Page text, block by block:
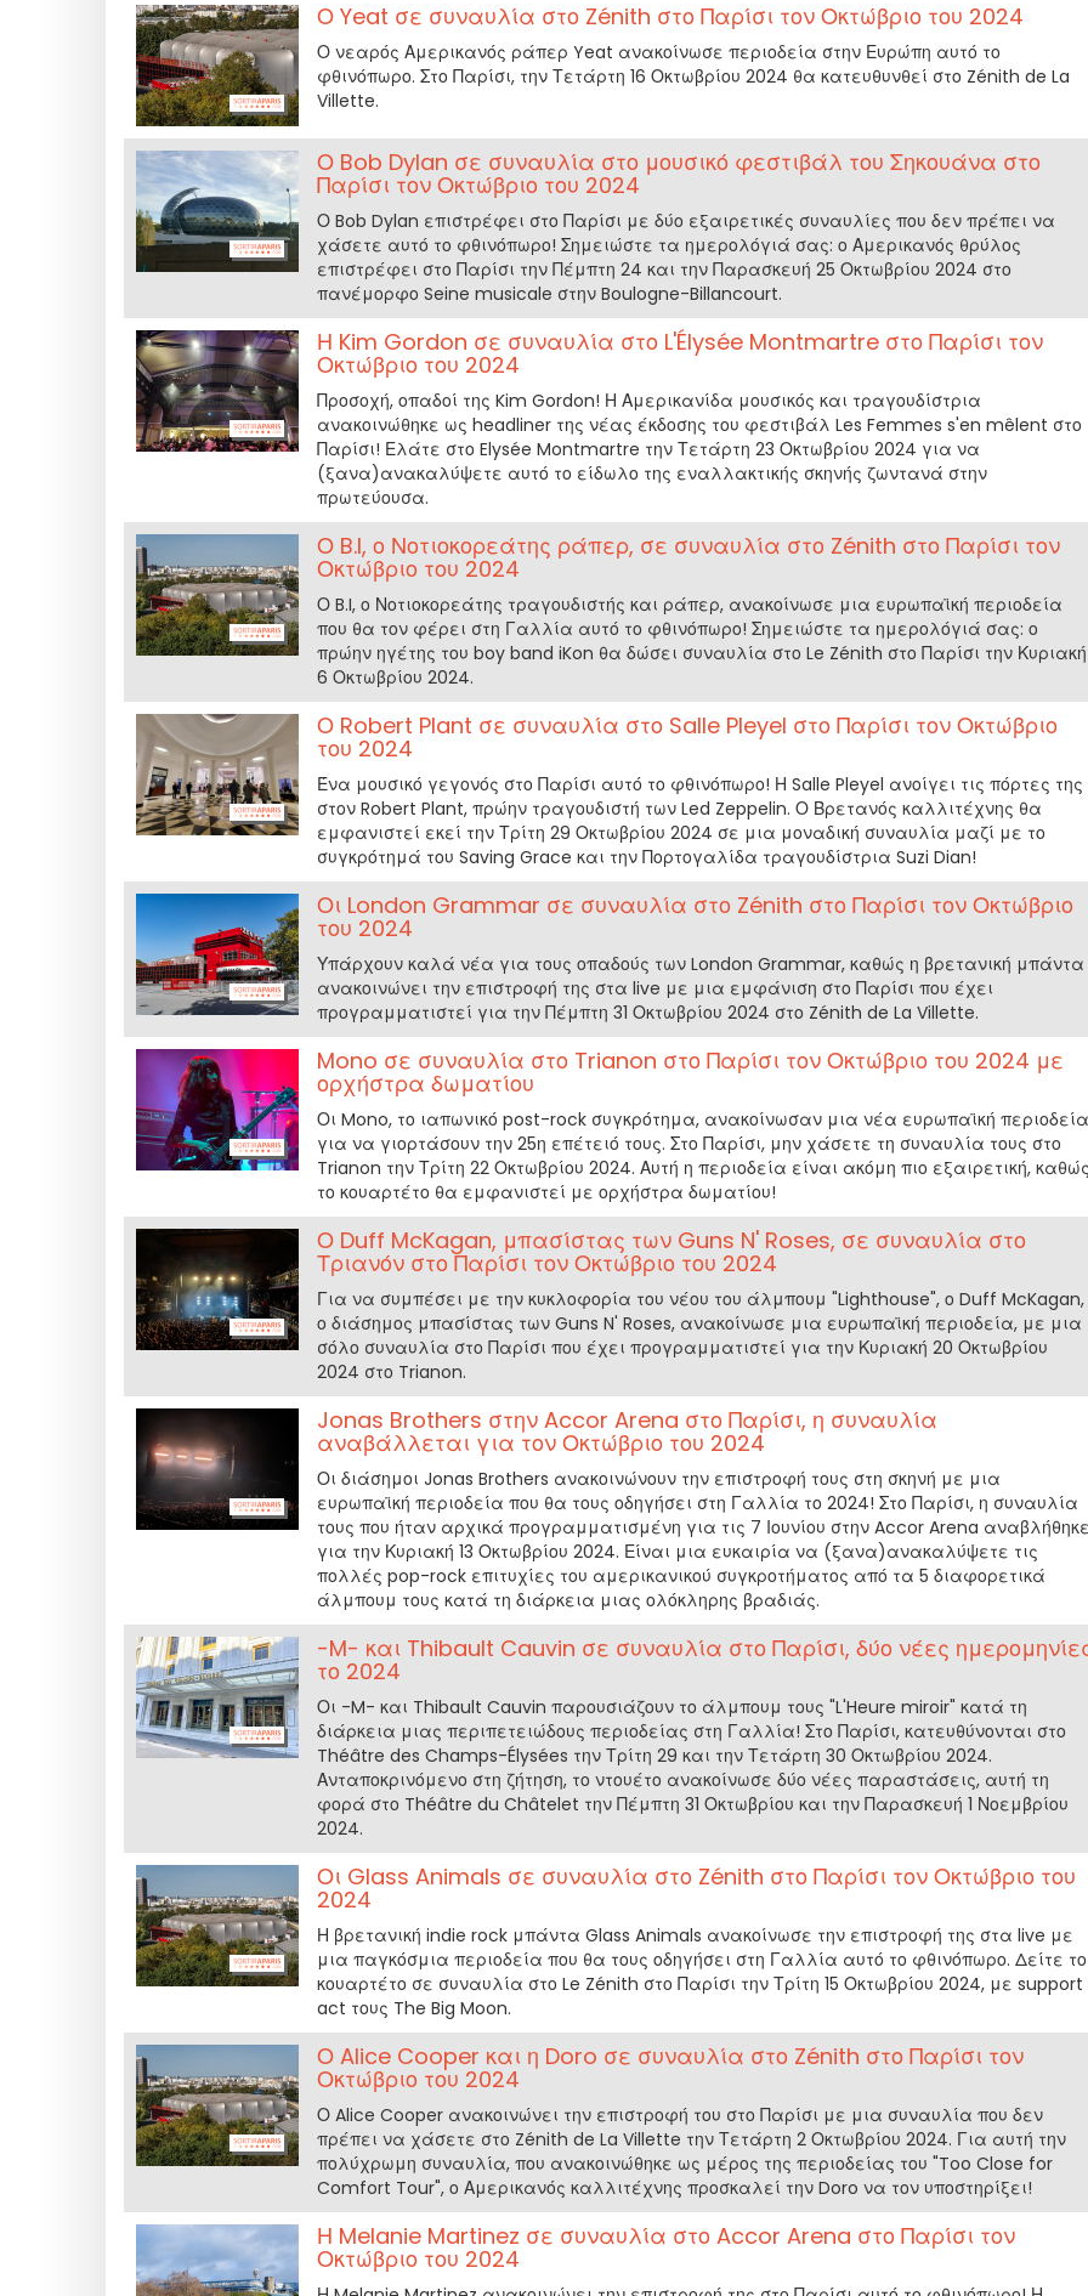
Ο Yeat σε συναυλία στο Zénith στο Παρίσι τον Οκτώβριο του 2024
Ο νεαρός Αμερικανός ράπερ Yeat ανακοίνωσε περιοδεία στην Ευρώπη αυτό το
φθινόπωρο. Στο Παρίσι, την Τετάρτη 16 Οκτωβρίου 2024 θα κατευθυνθεί στο Zénith de La
Villette.
Ο Bob Dylan σε συναυλία στο μουσικό φεστιβάλ του Σηκουάνα στο
Παρίσι τον Οκτώβριο του 2024
Ο Bob Dylan επιστρέφει στο Παρίσι με δύο εξαιρετικές συναυλίες που δεν πρέπει να
χάσετε αυτό το φθινόπωρο! Σημειώστε τα ημερολόγιά σας: ο Αμερικανός θρύλος
επιστρέφει στο Παρίσι την Πέμπτη 24 και την Παρασκευή 25 Οκτωβρίου 2024 στο
πανέμορφο Seine musicale στην Boulogne-Billancourt.
Η Kim Gordon σε συναυλία στο L'Élysée Montmartre στο Παρίσι τον
Οκτώβριο του 2024
Προσοχή, οπαδοί της Kim Gordon! Η Αμερικανίδα μουσικός και τραγουδίστρια
ανακοινώθηκε ως headliner της νέας έκδοσης του φεστιβάλ Les Femmes s'en mêlent στο
Παρίσι! Ελάτε στο Elysée Montmartre την Τετάρτη 23 Οκτωβρίου 2024 για να
(ξανα)ανακαλύψετε αυτό το είδωλο της εναλλακτικής σκηνής ζωντανά στην
πρωτεύουσα.
Ο B.I, ο Νοτιοκορεάτης ράπερ, σε συναυλία στο Zénith στο Παρίσι τον
Οκτώβριο του 2024
Ο B.I, ο Νοτιοκορεάτης τραγουδιστής και ράπερ, ανακοίνωσε μια ευρωπαϊκή περιοδεία
που θα τον φέρει στη Γαλλία αυτό το φθινόπωρο! Σημειώστε τα ημερολόγιά σας: ο
πρώην ηγέτης του boy band iKon θα δώσει συναυλία στο Le Zénith στο Παρίσι την Κυριακή
6 Οκτωβρίου 2024.
Ο Robert Plant σε συναυλία στο Salle Pleyel στο Παρίσι τον Οκτώβριο
του 2024
Ένα μουσικό γεγονός στο Παρίσι αυτό το φθινόπωρο! Η Salle Pleyel ανοίγει τις πόρτες της
στον Robert Plant, πρώην τραγουδιστή των Led Zeppelin. Ο Βρετανός καλλιτέχνης θα
εμφανιστεί εκεί την Τρίτη 29 Οκτωβρίου 2024 σε μια μοναδική συναυλία μαζί με το
συγκρότημά του Saving Grace και την Πορτογαλίδα τραγουδίστρια Suzi Dian!
Οι London Grammar σε συναυλία στο Zénith στο Παρίσι τον Οκτώβριο
του 2024
Υπάρχουν καλά νέα για τους οπαδούς των London Grammar, καθώς η βρετανική μπάντα
ανακοινώνει την επιστροφή της στα live με μια εμφάνιση στο Παρίσι που έχει
προγραμματιστεί για την Πέμπτη 31 Οκτωβρίου 2024 στο Zénith de La Villette.
Mono σε συναυλία στο Trianon στο Παρίσι τον Οκτώβριο του 2024 με
ορχήστρα δωματίου
Οι Mono, το ιαπωνικό post-rock συγκρότημα, ανακοίνωσαν μια νέα ευρωπαϊκή περιοδεία
για να γιορτάσουν την 25η επέτειό τους. Στο Παρίσι, μην χάσετε τη συναυλία τους στο
Trianon την Τρίτη 22 Οκτωβρίου 2024. Αυτή η περιοδεία είναι ακόμη πιο εξαιρετική,
το κουαρτέτο θα εμφανιστεί με ορχήστρα δωματίου!
Ο Duff McKagan, μπασίστας των Guns N' Roses, σε συναυλία στο
Τριανόν στο Παρίσι τον Οκτώβριο του 2024
Για να συμπέσει με την κυκλοφορία του νέου του άλμπουμ "Lighthouse", ο Duff McKagan,
ο διάσημος μπασίστας των Guns N' Roses, ανακοίνωσε μια ευρωπαϊκή περιοδεία, με μια
σόλο συναυλία στο Παρίσι που έχει προγραμματιστεί για την Κυριακή 20 Οκτωβρίου
2024 στο Trianon.
Jonas Brothers στην Accor Arena στο Παρίσι, η συναυλία
αναβάλλεται για τον Οκτώβριο του 2024
Οι διάσημοι Jonas Brothers ανακοινώνουν την επιστροφή τους στη σκηνή με μια
ευρωπαϊκή περιοδεία που θα τους οδηγήσει στη Γαλλία το 2024! Στο Παρίσι, η συναυλία
τους που ήταν αρχικά προγραμματισμένη για τις 7 Ιουνίου στην Accor Arena
για την Κυριακή 13 Οκτωβρίου 2024. Είναι μια ευκαιρία να (ξανα)ανακαλύψετε τις
πολλές pop-rock επιτυχίες του αμερικανικού συγκροτήματος από τα 5 διαφορετικά
άλμπουμ τους κατά τη διάρκεια μιας ολόκληρης βραδιάς.
-M- και Thibault Cauvin σε συναυλία στο Παρίσι, δύο νέες
το 2024
Οι -M- και Thibault Cauvin παρουσιάζουν το άλμπουμ τους "L'Heure miroir" κατά τη
διάρκεια μιας περιπετειώδους περιοδείας στη Γαλλία! Στο Παρίσι, κατευθύνονται στο
Théâtre des Champs-Élysées την Τρίτη 29 και την Τετάρτη 30 Οκτωβρίου 2024.
Ανταποκρινόμενο στη ζήτηση, το ντουέτο ανακοίνωσε δύο νέες παραστάσεις, αυτή τη
φορά στο Théâtre du Châtelet την Πέμπτη 31 Οκτωβρίου και την Παρασκευή 1 Νοεμβρίου
2024.
Οι Glass Animals σε συναυλία στο Zénith στο Παρίσι τον Οκτώβριο του
2024
Η βρετανική indie rock μπάντα Glass Animals ανακοίνωσε την επιστροφή της στα live με
μια παγκόσμια περιοδεία που θα τους οδηγήσει στη Γαλλία αυτό το φθινόπωρο. Δείτε το
κουαρτέτο σε συναυλία στο Le Zénith στο Παρίσι την Τρίτη 15 Οκτωβρίου 2024, με support
act τους The Big Moon.
Ο Alice Cooper και η Doro σε συναυλία στο Zénith στο Παρίσι τον
Οκτώβριο του 2024
Ο Alice Cooper ανακοινώνει την επιστροφή του στο Παρίσι με μια συναυλία που δεν
πρέπει να χάσετε στο Zénith de La Villette την Τετάρτη 2 Οκτωβρίου 2024. Για αυτή την
πολύχρωμη συναυλία, που ανακοινώθηκε ως μέρος της περιοδείας του "Too Close for
Comfort Tour", ο Αμερικανός καλλιτέχνης προσκαλεί την Doro να τον υποστηρίξει!
Η Melanie Martinez σε συναυλία στο Accor Arena στο Παρίσι τον
Οκτώβριο του 2024